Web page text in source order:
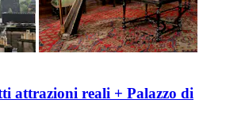
attrazioni reali + Palazzo di